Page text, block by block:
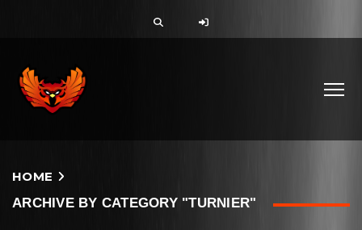
HOME
ARCHIVE BY CATEGORY "TURNIER"